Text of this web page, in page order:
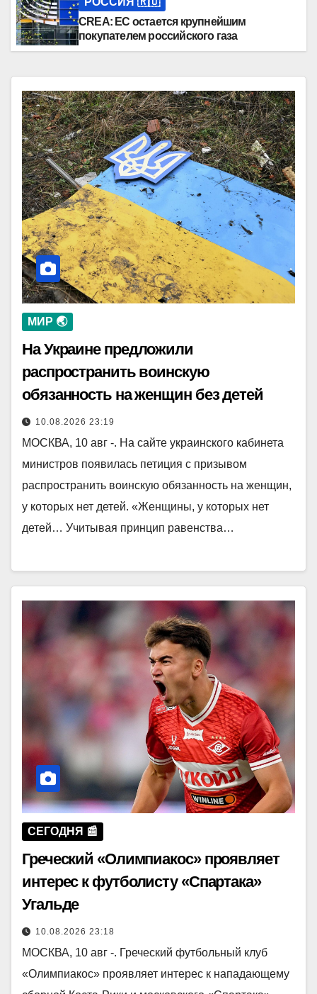
CREA: ЕС остается крупнейшим
покупателем российского газа
МИР 🌏
На Украине предложили
распространить воинскую
обязанность на женщин без детей
10.08.2026 23:19
МОСКВА, 10 авг -. На сайте украинского кабинета
министров появилась петиция с призывом
распространить воинскую обязанность на женщин,
у которых нет детей. «Женщины, у которых нет
детей… Учитывая принцип равенства…
СЕГОДНЯ 📰
Греческий «Олимпиакос» проявляет
интерес к футболисту «Спартака»
Угальде
10.08.2026 23:18
МОСКВА, 10 авг -. Греческий футбольный клуб
«Олимпиакос» проявляет интерес к нападающему